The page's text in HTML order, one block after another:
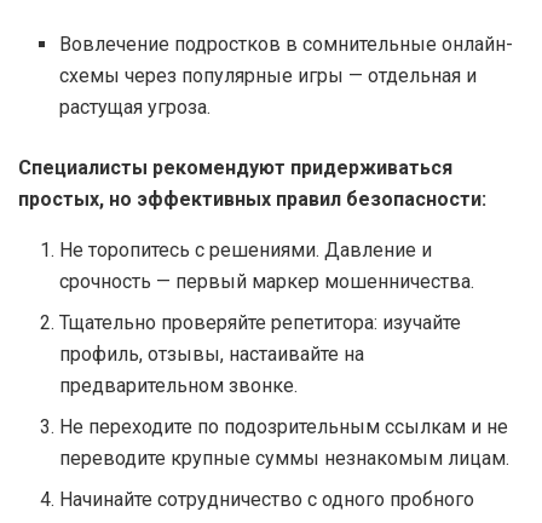
Вовлечение подростков в сомнительные онлайн-
схемы через популярные игры — отдельная и
растущая угроза.
Специалисты рекомендуют придерживаться
простых, но эффективных правил безопасности:
Не торопитесь с решениями. Давление и
срочность — первый маркер мошенничества.
Тщательно проверяйте репетитора: изучайте
профиль, отзывы, настаивайте на
предварительном звонке.
Не переходите по подозрительным ссылкам и не
переводите крупные суммы незнакомым лицам.
Начинайте сотрудничество с одного пробного